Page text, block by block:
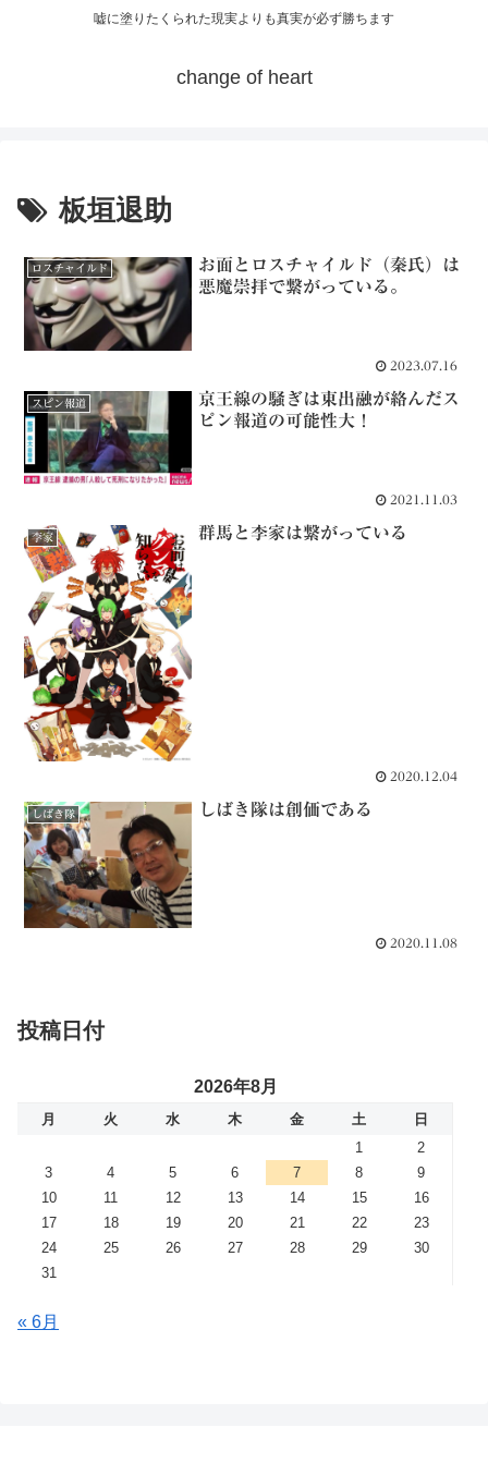
嘘に塗りたくられた現実よりも真実が必ず勝ちます
change of heart
板垣退助
ロスチャイルド
お面とロスチャイルド（秦氏）は
悪魔崇拝で繋がっている。
2023.07.16
スピン報道
京王線の騒ぎは東出融が絡んだス
ピン報道の可能性大！
2021.11.03
李家 群馬と李家は繋がっている
2020.12.04
しばき隊 しばき隊は創価である
2020.11.08
投稿日付
2026年8月
月 火 水 木 金 土
日
1
2
3
4 5 6 7 8
9
10
11 12 13 14 15
16
17
18 19 20 21 22
23
24
25 26 27 28 29
30
31
« 6月